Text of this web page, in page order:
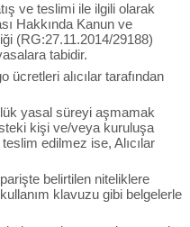
ve teslimi ile ilgili olarak
Hakkında Kanun ve
(RG:27.11.2014/29188)
tabidir.
ücretleri alıcılar tarafından
yasal süreyi aşmamak
kişi ve/veya kuruluşa
edilmez ise, Alıcılar
belirtilen niteliklere
klavuzu gibi belgelerle